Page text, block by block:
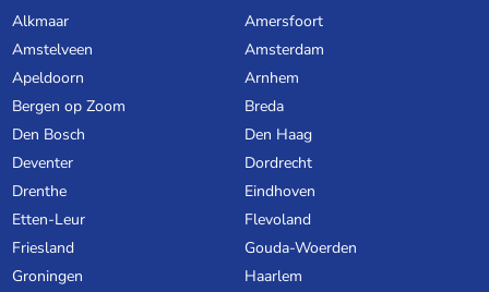
Alkmaar
Amersfoort
Amstelveen
Amsterdam
Apeldoorn
Arnhem
Bergen op Zoom
Breda
Den Bosch
Den Haag
Deventer
Dordrecht
Drenthe
Eindhoven
Etten-Leur
Flevoland
Friesland
Gouda-Woerden
Groningen
Haarlem